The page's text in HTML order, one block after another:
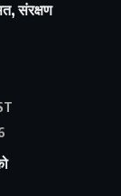
संरक्षण